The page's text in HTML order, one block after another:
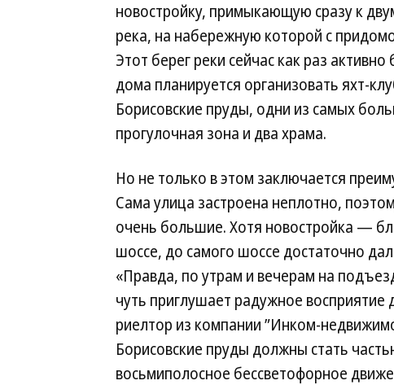
новостройку, примыкающую сразу к
река, на набережную которой с
Этот берег реки сейчас как раз
дома планируется организовать яхт-
Борисовские пруды, одни из самых
прогулочная зона и два храма.
Но не только в этом заключается
Сама улица застроена неплотно,
очень большие. Хотя новостройка —
шоссе, до самого шоссе достаточно
«Правда, по утрам и вечерам на
чуть приглушает радужное
риелтор из компании ”Инком-
Борисовские пруды должны стать
восьмиполосное бессветофорное